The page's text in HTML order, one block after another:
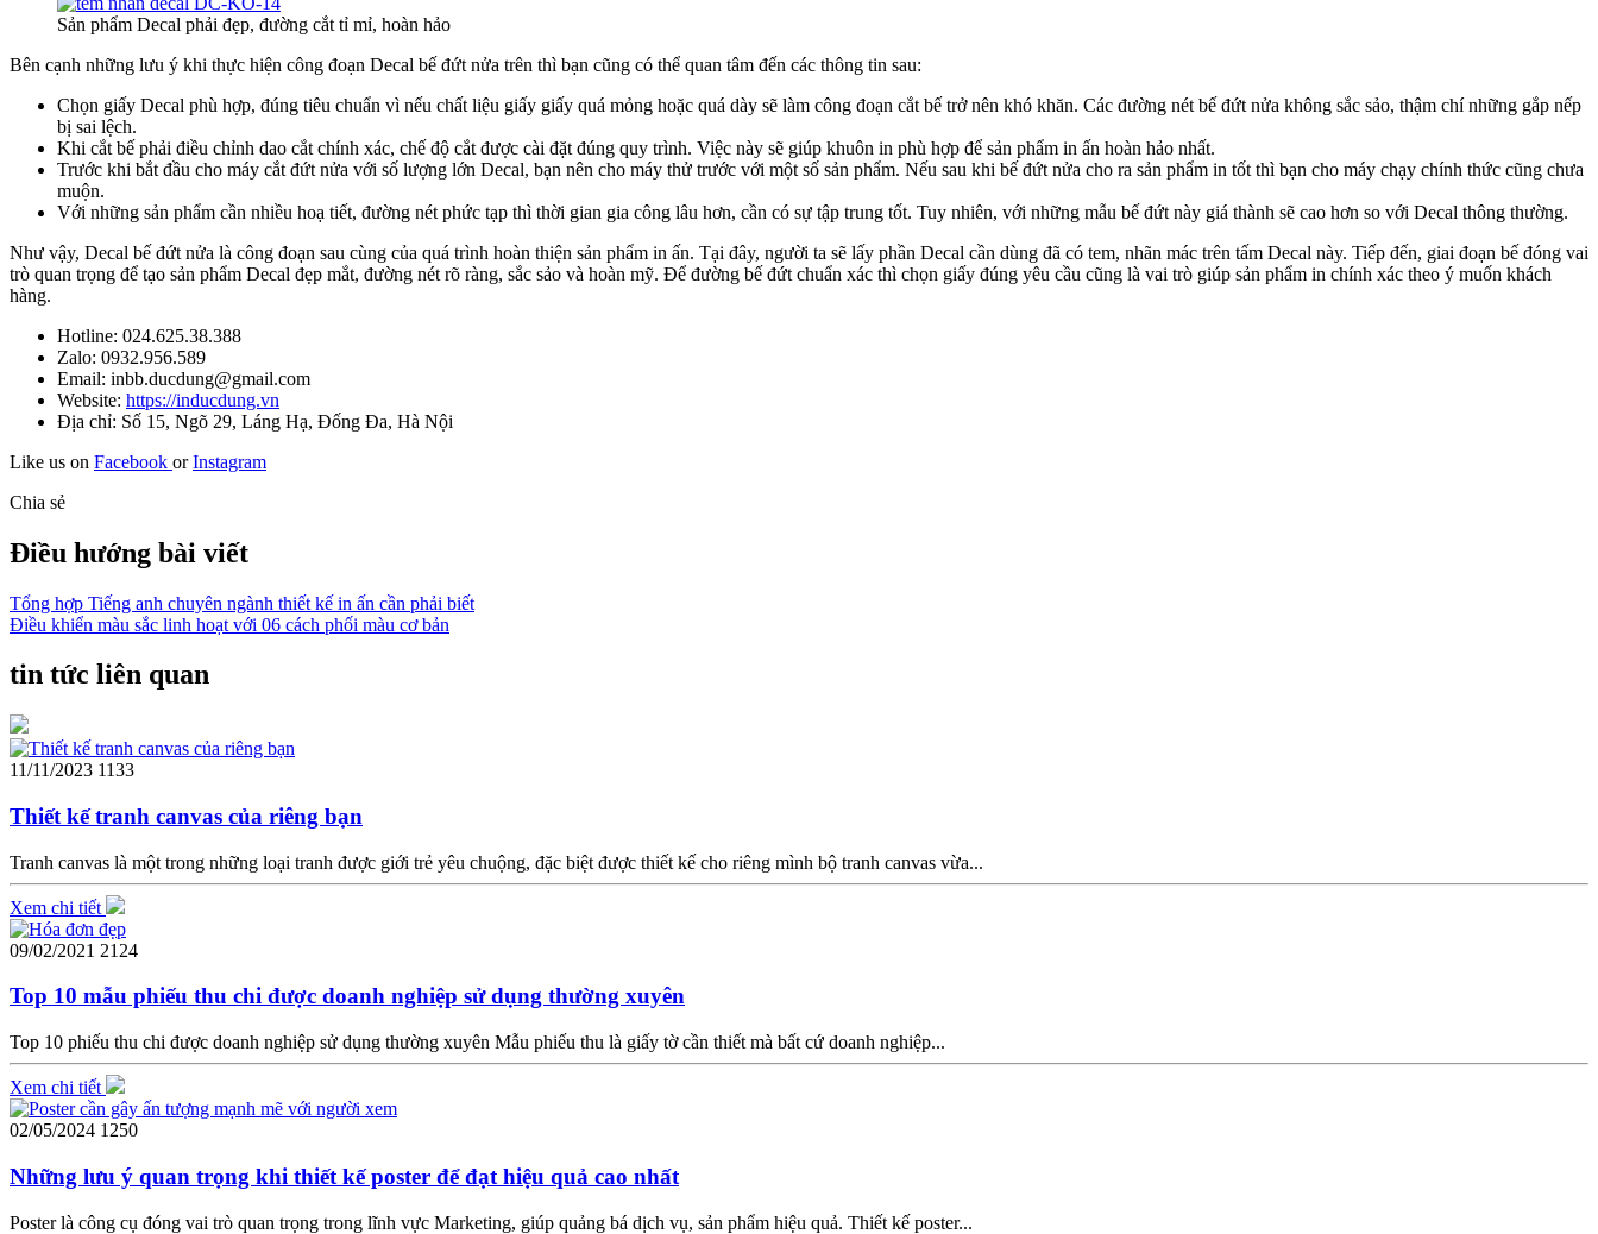
Sản phẩm Decal phải đẹp, đường cắt tỉ mỉ, hoàn hảo
Bên cạnh những lưu ý khi thực hiện công đoạn Decal bế đứt nửa trên thì bạn cũng có thể quan tâm đến các thông tin sau:
Chọn giấy Decal phù hợp, đúng tiêu chuẩn vì nếu chất liệu giấy giấy quá mỏng hoặc quá dày sẽ làm công đoạn cắt bế trở nên khó khăn. Các đường nét bế đứt nửa không sắc sảo, thậm chí những gắp nếp
bị sai lệch.
Khi cắt bế phải điều chỉnh dao cắt chính xác, chế độ cắt được cài đặt đúng quy trình. Việc này sẽ giúp khuôn in phù hợp để sản phẩm in ấn hoàn hảo nhất.
Trước khi bắt đầu cho máy cắt đứt nửa với số lượng lớn Decal, bạn nên cho máy thử trước với một số sản phẩm. Nếu sau khi bế đứt nửa cho ra sản phẩm in tốt thì bạn cho máy chạy chính thức cũng chưa
muộn.
Với những sản phẩm cần nhiều hoạ tiết, đường nét phức tạp thì thời gian gia công lâu hơn, cần có sự tập trung tốt. Tuy nhiên, với những mẫu bế đứt này giá thành sẽ cao hơn so với Decal thông thường.
Như vậy, Decal bế đứt nửa là công đoạn sau cùng của quá trình hoàn thiện sản phẩm in ấn. Tại đây, người ta sẽ lấy phần Decal cần dùng đã có tem, nhãn mác trên tấm Decal này. Tiếp đến, giai đoạn bế đóng vai
trò quan trọng để tạo sản phẩm Decal đẹp mắt, đường nét rõ ràng, sắc sảo và hoàn mỹ. Để đường bế đứt chuẩn xác thì chọn giấy đúng yêu cầu cũng là vai trò giúp sản phẩm in chính xác theo ý muốn khách
hàng.
Hotline: 024.625.38.388
Zalo: 0932.956.589
Email: inbb.ducdung@gmail.com
Website: https://inducdung.vn
Địa chỉ: Số 15, Ngõ 29, Láng Hạ, Đống Đa, Hà Nội
Like us on Facebook orInstagram
Chia sẻ
Điều hướng bài viết
Tổng hợp Tiếng anh chuyên ngành thiết kế in ấn cần phải biết
Điều khiển màu sắc linh hoạt với 06 cách phối màu cơ bản
tin tức liên quan
11/11/2023 1133
Thiết kế tranh canvas của riêng bạn
Tranh canvas là một trong những loại tranh được giới trẻ yêu chuộng, đặc biệt được thiết kế cho riêng mình bộ tranh canvas vừa...
Xem chi tiết
09/02/2021 2124
Top 10 mẫu phiếu thu chi được doanh nghiệp sử dụng thường xuyên
Top 10 phiếu thu chi được doanh nghiệp sử dụng thường xuyên Mẫu phiếu thu là giấy tờ cần thiết mà bất cứ doanh nghiệp...
Xem chi tiết
02/05/2024 1250
Những lưu ý quan trọng khi thiết kế poster để đạt hiệu quả cao nhất
Poster là công cụ đóng vai trò quan trọng trong lĩnh vực Marketing, giúp quảng bá dịch vụ, sản phẩm hiệu quả. Thiết kế poster...